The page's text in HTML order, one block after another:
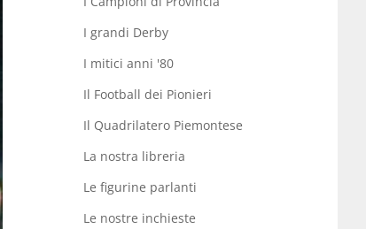
I grandi Derby
I mitici anni '80
Il Football dei Pionieri
Il Quadrilatero Piemontese
La nostra libreria
Le figurine parlanti
Le nostre inchieste